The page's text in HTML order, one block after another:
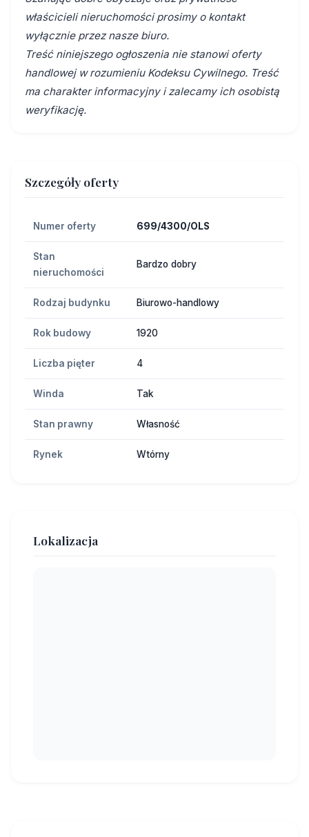
właścicieli nieruchomości prosimy o kontakt
wyłącznie przez nasze biuro.
Treść niniejszego ogłoszenia nie stanowi oferty
handlowej w rozumieniu Kodeksu Cywilnego. Treść
ma charakter informacyjny i zalecamy ich osobistą
weryfikację.
Szczegóły oferty
Numer oferty 699/4300/OLS
Stan
nieruchomości
Bardzo dobry
Rodzaj budynku Biurowo-handlowy
Rok budowy 1920
Liczba pięter 4
Winda Tak
Stan prawny Własność
Rynek Wtórny
Lokalizacja